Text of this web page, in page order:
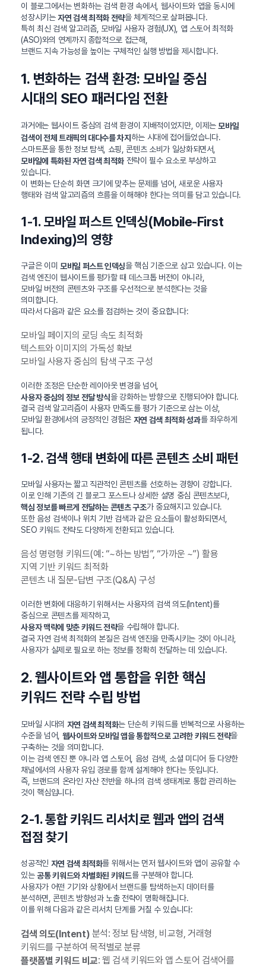
이 블로그에서는 변화하는 검색 환경 속에서, 웹사이트와 앱을 동시에
성장시키는자연 검색 최적화 전략을 체계적으로 살펴봅니다.
특히 최신 검색 알고리즘, 모바일 사용자 경험(UX), 앱 스토어 최적화
(ASO)와의 연계까지 종합적으로 접근해,
브랜드 지속 가능성을 높이는 구체적인 실행 방법을 제시합니다.
1. 변화하는 검색 환경: 모바일 중심
시대의 SEO 패러다임 전환
과거에는 웹사이트 중심의 검색 환경이 지배적이었지만, 이제는모바일
검색이 전체 트래픽의 대다수를 차지하는 시대에 접어들었습니다.
스마트폰을 통한 정보 탐색, 쇼핑, 콘텐츠 소비가 일상화되면서,
모바일에 특화된 자연 검색 최적화 전략이 필수 요소로 부상하고
있습니다.
이 변화는 단순히 화면 크기에 맞추는 문제를 넘어, 새로운 사용자
행태와 검색 알고리즘의 흐름을 이해해야 한다는 의미를 담고 있습니다.
1-1. 모바일 퍼스트 인덱싱(Mobile-First
Indexing)의 영향
구글은 이미 모바일 퍼스트 인덱싱을 핵심 기준으로 삼고 있습니다. 이는
검색 엔진이 웹사이트를 평가할 때 데스크톱 버전이 아니라,
모바일 버전의 콘텐츠와 구조를 우선적으로 분석한다는 것을
의미합니다.
따라서 다음과 같은 요소를 점검하는 것이 중요합니다:
모바일 페이지의 로딩 속도 최적화
텍스트와 이미지의 가독성 확보
모바일 사용자 중심의 탐색 구조 구성
이러한 조정은 단순한 레이아웃 변경을 넘어,
사용자 중심의 정보 전달 방식을 강화하는 방향으로 진행되어야 합니다.
결국 검색 알고리즘이 사용자 만족도를 평가 기준으로 삼는 이상,
모바일 환경에서의 긍정적인 경험은 자연 검색 최적화 성과를 좌우하게
됩니다.
1-2. 검색 행태 변화에 따른 콘텐츠 소비 패턴
모바일 사용자는 짧고 직관적인 콘텐츠를 선호하는 경향이 강합니다.
이로 인해 기존의 긴 블로그 포스트나 상세한 설명 중심 콘텐츠보다,
핵심 정보를 빠르게 전달하는 콘텐츠 구조가 중요해지고 있습니다.
또한 음성 검색이나 위치 기반 검색과 같은 요소들이 활성화되면서,
SEO 키워드 전략도 다양하게 전환되고 있습니다.
음성 명령형 키워드(예: “~하는 방법”, “가까운 ~”) 활용
지역 기반 키워드 최적화
콘텐츠 내 질문-답변 구조(Q&A) 구성
이러한 변화에 대응하기 위해서는 사용자의 검색 의도(Intent)를
중심으로 콘텐츠를 제작하고,
사용자 맥락에 맞춘 키워드 전략을 수립해야 합니다.
결국 자연 검색 최적화의 본질은 검색 엔진을 만족시키는 것이 아니라,
사용자가 실제로 필요로 하는 정보를 정확히 전달하는 데 있습니다.
2. 웹사이트와 앱 통합을 위한 핵심
키워드 전략 수립 방법
모바일 시대의 자연 검색 최적화는 단순히 키워드를 반복적으로 사용하는
수준을 넘어, 웹사이트와 모바일 앱을 통합적으로 고려한 키워드 전략을
구축하는 것을 의미합니다.
이는 검색 엔진 뿐 아니라 앱 스토어, 음성 검색, 소셜 미디어 등 다양한
채널에서의 사용자 유입 경로를 함께 설계해야 한다는 뜻입니다.
즉, 브랜드의 온라인 자산 전반을 하나의 검색 생태계로 통합 관리하는
것이 핵심입니다.
2-1. 통합 키워드 리서치로 웹과 앱의 검색
접점 찾기
성공적인 자연 검색 최적화를 위해서는 먼저 웹사이트와 앱이 공유할 수
있는공통 키워드와 차별화된 키워드를 구분해야 합니다.
사용자가 어떤 기기와 상황에서 브랜드를 탐색하는지 데이터를
분석하면, 콘텐츠 방향성과 노출 전략이 명확해집니다.
이를 위해 다음과 같은 리서치 단계를 거칠 수 있습니다:
검색 의도(Intent) 분석: 정보 탐색형, 비교형, 거래형
키워드를 구분하여 목적별로 분류
플랫폼별 키워드 비교: 웹 검색 키워드와 앱 스토어 검색어를